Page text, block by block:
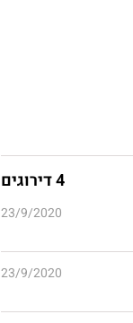
4 דירוגים
23/9/2020
23/9/2020